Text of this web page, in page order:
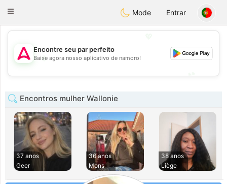
Tantôt
Toggle
Mode Entrar
💖
💕
Encontre seu par perfeito
Baixe agora nosso aplicativo de namoro!
Encontros mulher Wallonie
37 anos
Geer
36 anos
Mons
38 anos
Liège